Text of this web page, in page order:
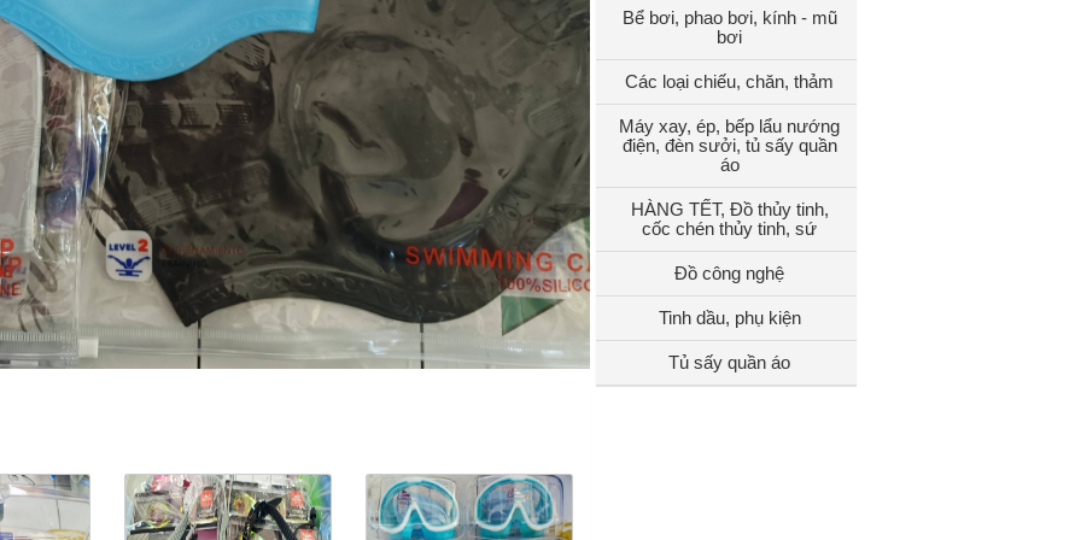
Bể bơi, phao bơi, kính - mũ
bơi
Các loại chiếu, chăn, thảm
Máy xay, ép, bếp lẩu nướng
điện, đèn sưởi, tủ sấy quần
áo
HÀNG TẾT, Đồ thủy tinh,
cốc chén thủy tinh, sứ
Đồ công nghệ
Tinh dầu, phụ kiện
Tủ sấy quần áo